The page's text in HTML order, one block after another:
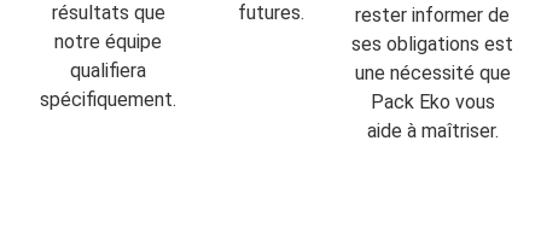
résultats que
notre équipe
qualifiera
spécifiquement.
futures.
rester informer de
ses obligations est
une nécessité que
Pack Eko vous
aide à maîtriser.